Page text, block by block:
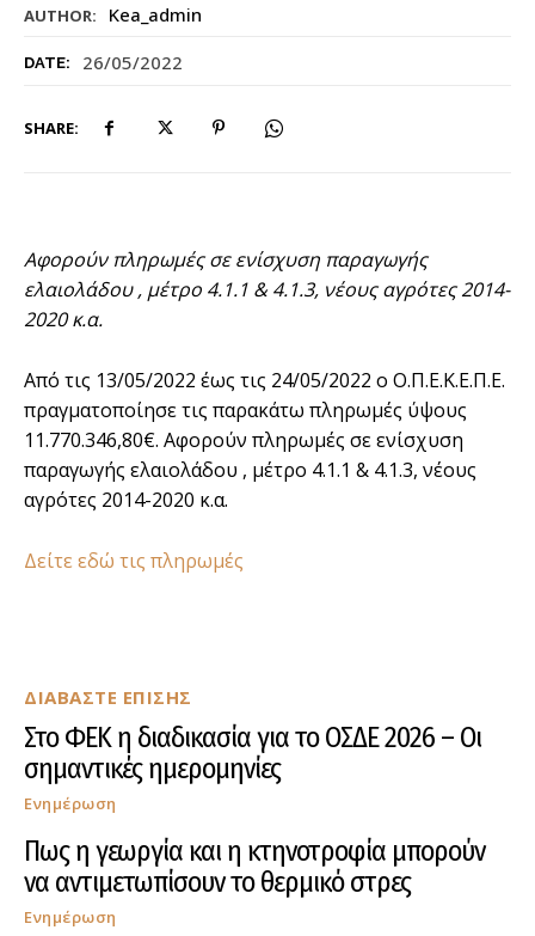
AUTHOR: Kea_admin
DATE: 26/05/2022
SHARE:
ΔΙΑΒΑΣΤΕ ΕΠΙΣΗΣ
Στο ΦΕΚ η διαδικασία για το ΟΣΔΕ 2026 – Οι
σημαντικές ημερομηνίες
Ενημέρωση
Πως η γεωργία και η κτηνοτροφία μπορούν
να αντιμετωπίσουν το θερμικό στρες
Ενημέρωση
Αφορούν πληρωμές σε ενίσχυση παραγωγής
ελαιολάδου , μέτρο 4.1.1 & 4.1.3, νέους αγρότες 2014-
2020 κ.α.
Από τις 13/05/2022 έως τις 24/05/2022 ο Ο.Π.Ε.Κ.Ε.Π.Ε.
πραγματοποίησε τις παρακάτω πληρωμές ύψους
11.770.346,80€. Αφορούν πληρωμές σε ενίσχυση
παραγωγής ελαιολάδου , μέτρο 4.1.1 & 4.1.3, νέους
αγρότες 2014-2020 κ.α.
Δείτε εδώ τις πληρωμές